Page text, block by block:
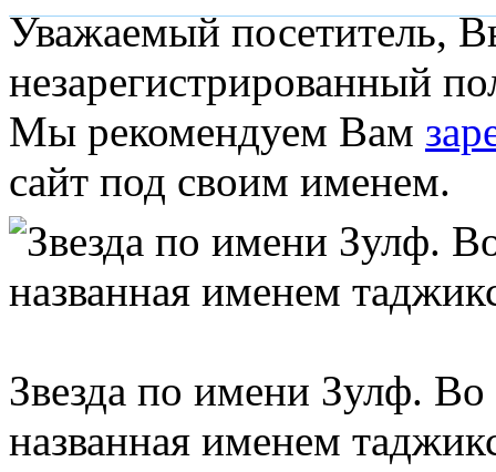
Уважаемый посетитель,
незарегистрированный
Мы рекомендуем Вам
сайт под своим именем.
Звезда по имени Зулф. Во
названная именем